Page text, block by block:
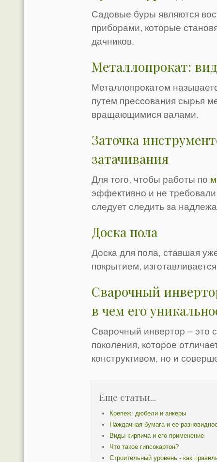
Садовые буры являются
приборами, которые
дачников.
Металлопрокат:
Металлопрокатом
путем прессования сырья
вращающимися валами.
Заточка
затачивания
Для того, чтобы работы по
эффективно и не
следует следить за
Доска пола
Доска для пола, ставшая
покрытием,
Сварочный
в чем его
Сварочный инвертор – это
поколения, которое
конструктивом, но и
Еще статьи...
Крепеж: дюбели и анкеры
Наждачная бумага и ее
Виды кирпича и его применение
Что такое гипсокартон?
Строительный уровень - как